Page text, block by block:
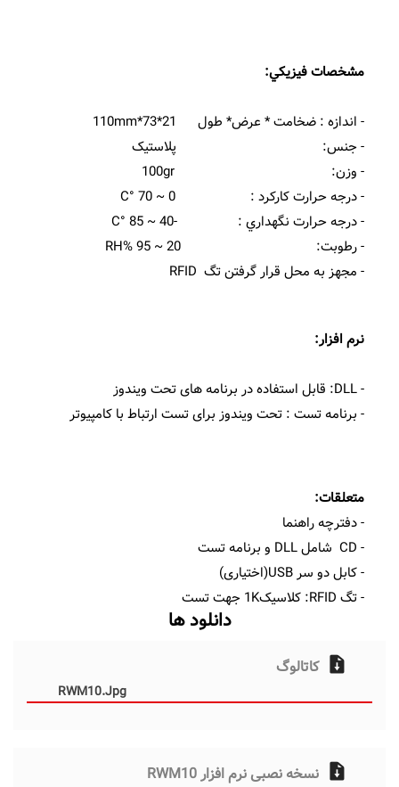
مشخصات فيزيکي:
- اندازه : ضخامت * عرض* طول 21*73*110mm
- جنس: پلاستيک
- وزن: 100gr
- درجه حرارت کارکرد : 0 ~ 70 °C
- درجه حرارت نگهداري : -40 ~ 85 °C
- رطوبت: 20 ~ 95 %RH
- مجهز به محل قرار گرفتن تگ RFID
نرم افزار:
- DLL: قابل استفاده در برنامه های تحت ویندوز
- برنامه تست : تحت ویندوز برای تست ارتباط با کامپیوتر
متعلقات:
- دفترچه راهنما
- CD شامل DLL و برنامه تست
- کابل دو سر USB(اختیاری)
- تگ RFID: کلاسیک1K جهت تست
دانلود ها
کاتالوگ
RWM10.jpg
نسخه نصبی نرم افزار RWM10